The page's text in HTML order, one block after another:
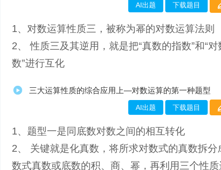
AI出题 下载题目
1、​对数运算性质三，被称为幂的对数运算法则
2、 性质三及其逆用，就是把“真数的指数”和“
数”进行互化
三大运算性质的综合应用上—对数运算的第一种题型
AI出题 下载题目
1、题型一是同底数对数之间的相互转化
2、 关键就是化真数，将所求对数式的真数拆分
数式真数或底数的积、商、幂，再利用三个性